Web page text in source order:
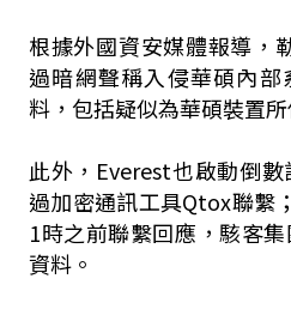
根據外國資安媒體報導，
過暗網聲稱入侵華碩內
料，包括疑似為華碩裝置
此外，Everest也啟動倒
過加密通訊工具Qtox聯繫
1時之前聯繫回應，駭客
資料。